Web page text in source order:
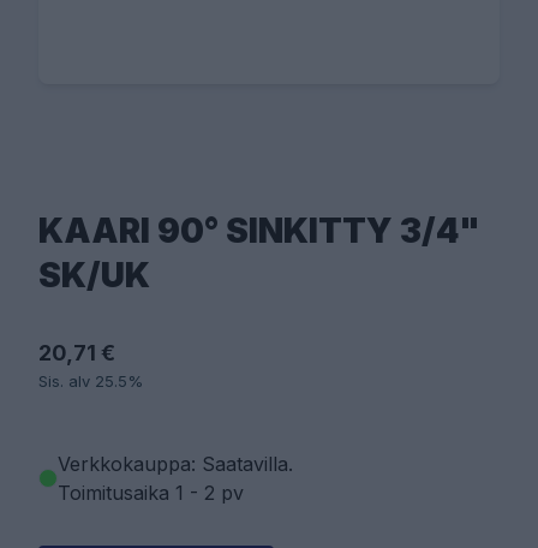
KAARI 90° SINKITTY 3/4"
SK/UK
20,71 €
Sis. alv 25.5%
Verkkokauppa: Saatavilla.
Toimitusaika 1 - 2 pv